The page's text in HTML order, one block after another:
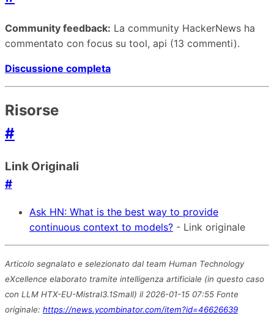
Community feedback: La community HackerNews ha
commentato con focus su tool, api (13 commenti).
Discussione completa
Risorse
#
Link Originali
#
Ask HN: What is the best way to provide
continuous context to models? - Link originale
Articolo segnalato e selezionato dal team Human Technology
eXcellence elaborato tramite intelligenza artificiale (in questo caso
con LLM HTX-EU-Mistral3.1Small) il 2026-01-15 07:55 Fonte
originale: https://news.ycombinator.com/item?id=46626639